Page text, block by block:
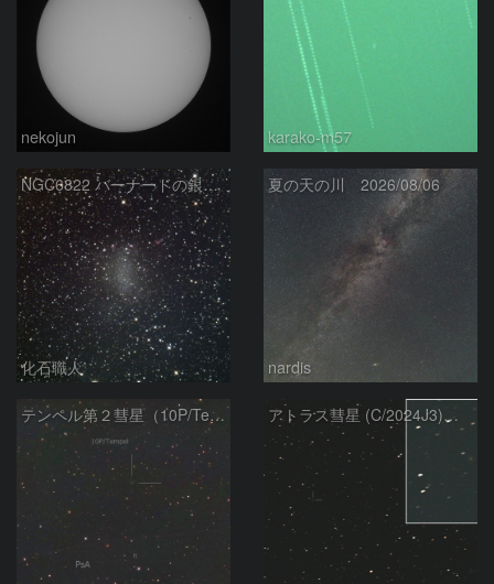
nekojun karako-m57
NGC6822 バーナードの銀河 いて座
化石職人
夏の天の川 2026/08/06
nardis
テンペル第２彗星（10P/Tempel）8/5 アトラス彗星 (C/2024J3)：2026/08/05